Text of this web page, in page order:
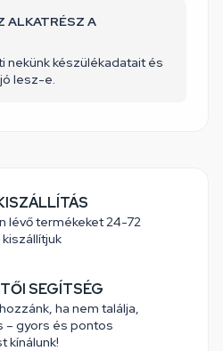
ALKATRÉSZ A
nekünk készülékadatait és
lesz-e.
lévő termékeket 24-72
SEGÍTSÉG
ha nem találja,
– gyors és pontos
kínálunk!